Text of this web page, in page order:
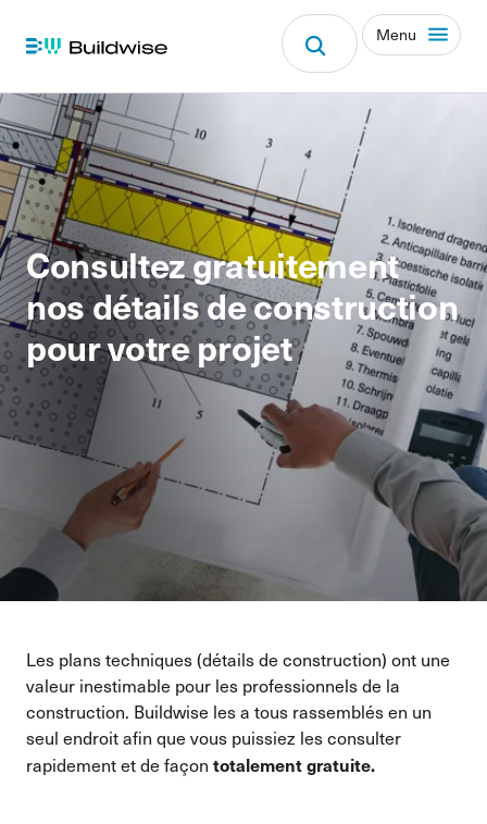
Menu
Consultez gratuitement
nos détails de construction
pour votre projet
Les plans techniques (détails de construction) ont une
valeur inestimable pour les professionnels de la
construction. Buildwise les a tous rassemblés en un
seul endroit afin que vous puissiez les consulter
rapidement et de façon totalement gratuite.